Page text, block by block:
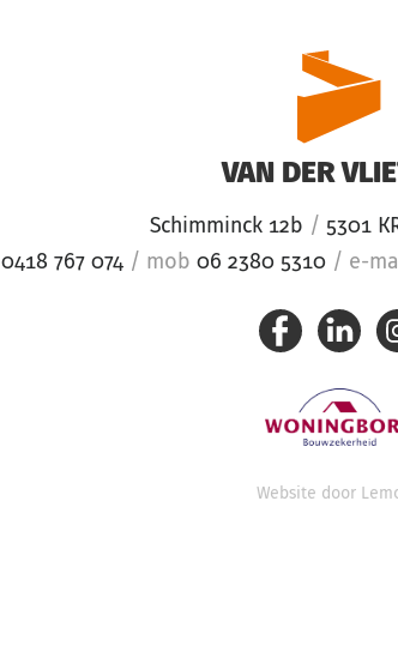
VAN DER
Schimminck 12b / 5301
0418 767 074 / mob 06 2380 5310 / e-
Website door